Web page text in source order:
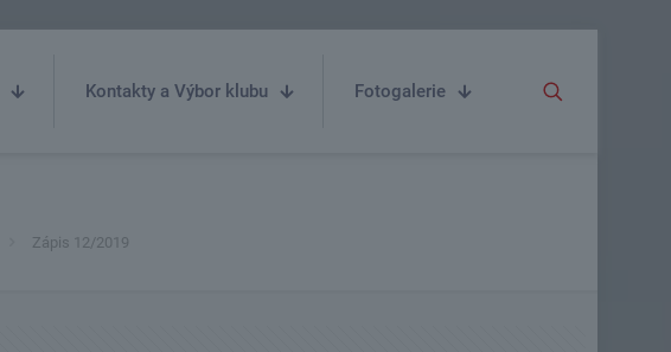
Kontakty a Výbor klubu Fotogalerie
Zápis 12/2019